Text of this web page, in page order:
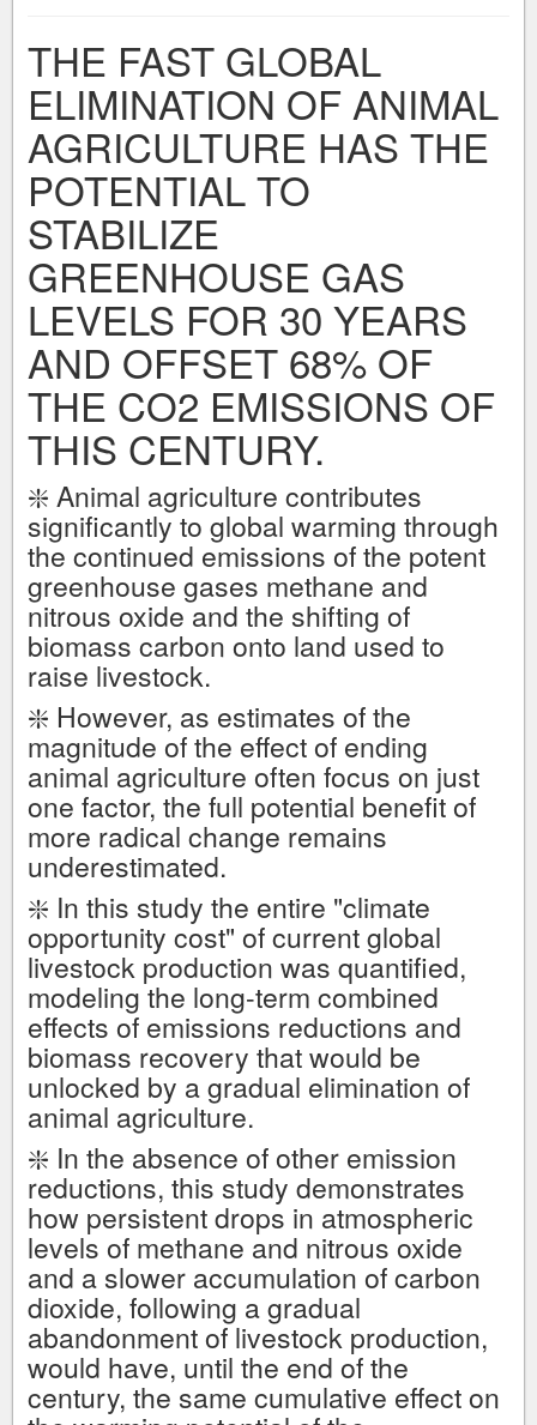
THE FAST GLOBAL
ELIMINATION OF ANIMAL
AGRICULTURE HAS THE
POTENTIAL TO
STABILIZE
GREENHOUSE GAS
LEVELS FOR 30 YEARS
AND OFFSET 68% OF
THE CO2 EMISSIONS OF
THIS CENTURY.
❇️ Animal agriculture contributes
significantly to global warming through
the continued emissions of the potent
greenhouse gases methane and
nitrous oxide and the shifting of
biomass carbon onto land used to
raise livestock.
❇️ However, as estimates of the
magnitude of the effect of ending
animal agriculture often focus on just
one factor, the full potential benefit of
more radical change remains
underestimated.
❇️ In this study the entire "climate
opportunity cost" of current global
livestock production was quantified,
modeling the long-term combined
effects of emissions reductions and
biomass recovery that would be
unlocked by a gradual elimination of
animal agriculture.
❇️ In the absence of other emission
reductions, this study demonstrates
how persistent drops in atmospheric
levels of methane and nitrous oxide
and a slower accumulation of carbon
dioxide, following a gradual
abandonment of livestock production,
would have, until the end of the
century, the same cumulative effect on